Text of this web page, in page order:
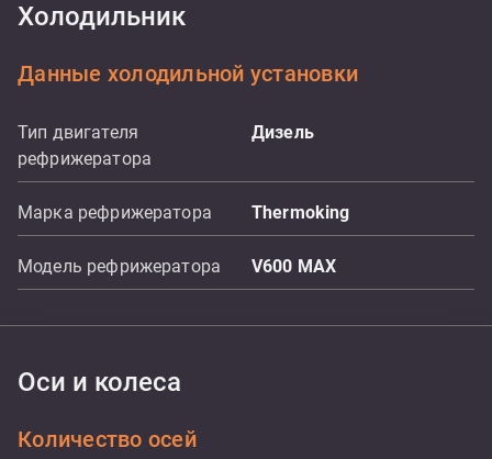
Холодильник
Данные холодильной установки
Тип двигателя
рефрижератора
Дизель
Марка рефрижератора Thermoking
Модель рефрижератора V600 MAX
Оси и колеса
Количество осей